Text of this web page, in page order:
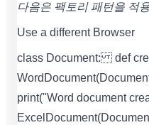
다음은 팩토리 패턴을 적
Use a different Browser
class Document: def
print("Word document